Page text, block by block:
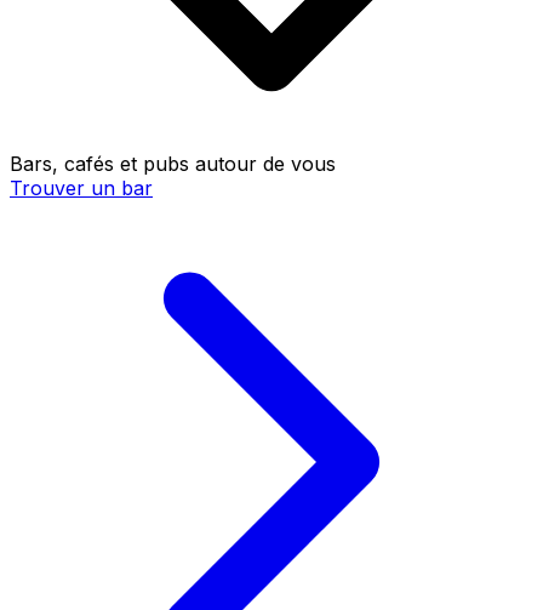
Bars, cafés et pubs autour de vous
Trouver un bar